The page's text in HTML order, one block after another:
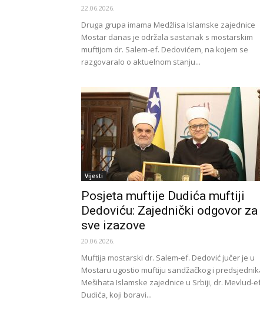
22.06.2026.
Druga grupa imama Medžlisa Islamske zajednice
Mostar danas je održala sastanak s mostarskim
muftijom dr. Salem-ef. Dedovićem, na kojem se
razgovaralo o aktuelnom stanju...
Vijesti
Posjeta muftije Dudića muftiji
Dedoviću: Zajednički odgovor za
sve izazove
20.06.2026.
Muftija mostarski dr. Salem-ef. Dedović jučer je u
Mostaru ugostio muftiju sandžačkog i
Mešihata Islamske zajednice u Srbiji, dr. Mevlud-
Dudića, koji boravi...